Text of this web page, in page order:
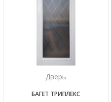
Дверь
БАГЕТ ТРИПЛЕКС